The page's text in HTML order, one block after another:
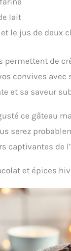
lait
et le jus de deux
permettent de
convives avec
et sa saveur
ce gâteau
serez
captivantes de
et épices